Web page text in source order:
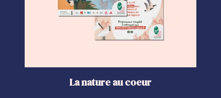
La nature au coeur